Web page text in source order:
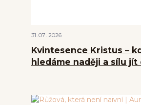
31 07 2026
Kvintesence Kristus –
hledáme naději a sílu jít